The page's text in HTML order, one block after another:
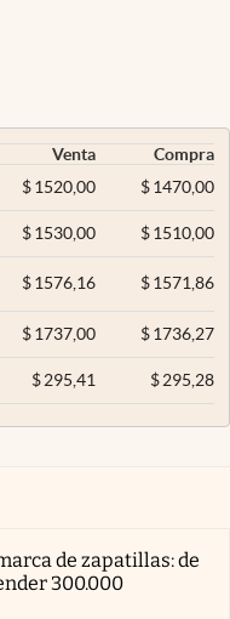
Venta
Compra
$ 1520,00 $1470,00
$ 1530,00 $1510,00
$ 1576,16 $1571,86
$ 1737,00 $1736,27
$ 295,41 $295,28
de zapatillas: de
300.000